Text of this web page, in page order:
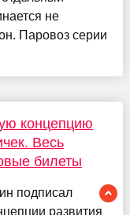
не
Паровоз серии
концепцию
Весь
билеты
подписал
развития